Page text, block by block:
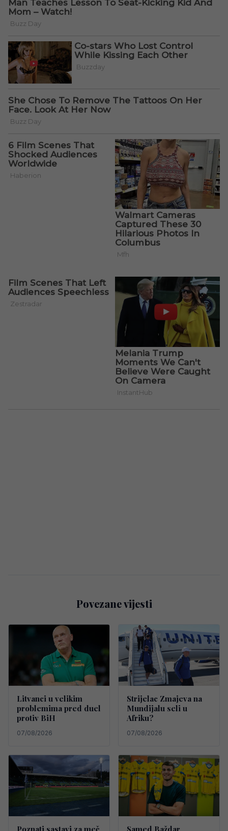
Povezane vijesti
Litvanci u velikim
problemima pred duel
protiv BiH
07/08/2026
Strijelac Zmajeva na
Mundijalu seli u
Afriku?
07/08/2026
Poznati sastavi za meč Samed Baždar